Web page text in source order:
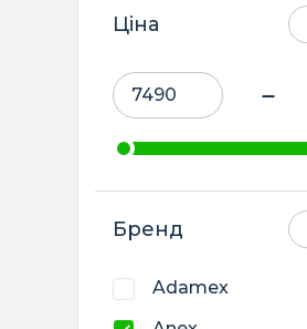
Ціна
Бренд
Adamex